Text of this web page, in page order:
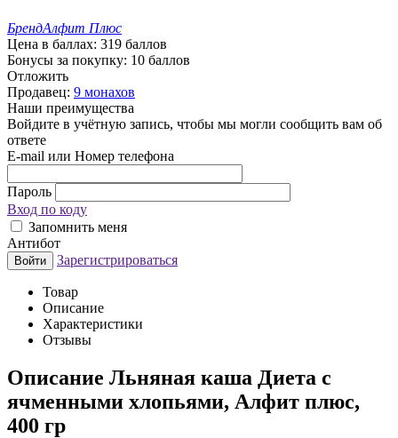
БрендАлфит Плюс
Цена в баллах: 319 баллов
Бонусы за покупку: 10 баллов
Отложить
Продавец: 9 монахов
Наши преимущества
Войдите в учётную запись, чтобы мы могли сообщить вам об
ответе
E-mail или Номер телефона
Пароль
Вход по коду
Запомнить меня
Антибот
Войти Зарегистрироваться
Товар
Описание
Характеристики
Отзывы
Описание Льняная каша Диета с
ячменными хлопьями, Алфит плюс,
400 гр